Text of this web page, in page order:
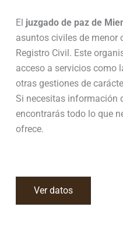
El juzgado de paz de
asuntos civiles de
Registro Civil. Este
acceso a servicios como
otras gestiones de
Si necesitas información
encontrarás todo lo que
ofrece.
Ver datos